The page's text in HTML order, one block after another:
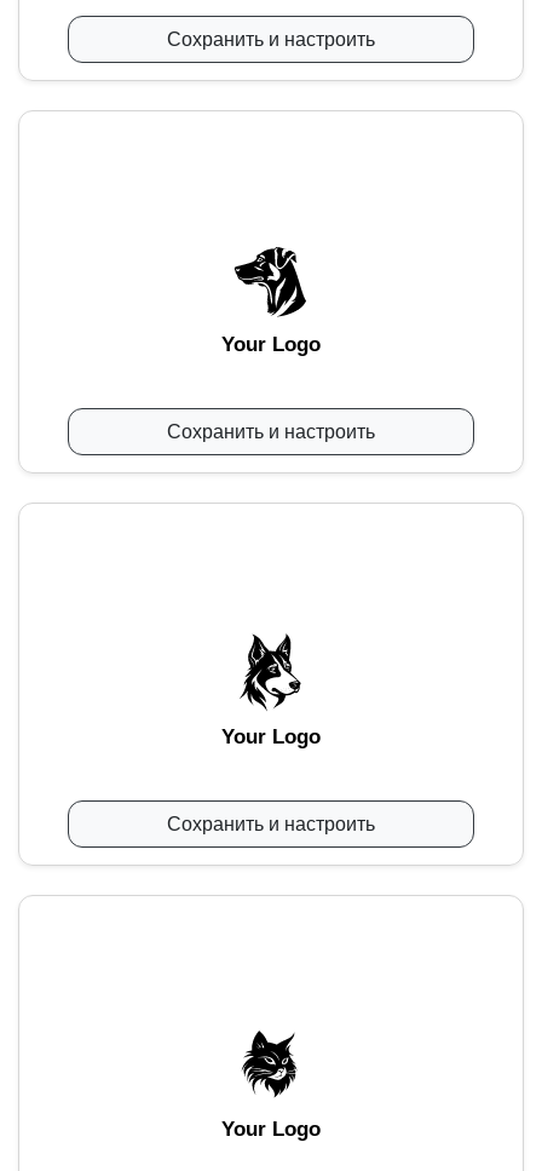
Сохранить и настроить
Your Logo
Сохранить и настроить
Your Logo
Сохранить и настроить
Your Logo